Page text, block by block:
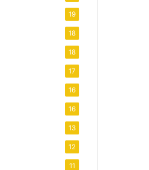
19
18
18
17
16
16
13
12
11